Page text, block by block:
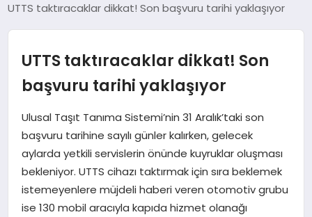
EKONOMI
MAGAZIN
SAĞLIK
SPOR
TEKNOLOJI
UTTS taktıracaklar dikkat! Son başvuru tarihi yaklaşıyor
UTTS taktıracaklar dikkat! Son
başvuru tarihi yaklaşıyor
Ulusal Taşıt Tanıma Sistemi’nin 31 Aralık’taki son
başvuru tarihine sayılı günler kalırken, gelecek
aylarda yetkili servislerin önünde kuyruklar oluşması
bekleniyor. UTTS cihazı taktırmak için sıra beklemek
istemeyenlere müjdeli haberi veren otomotiv grubu
ise 130 mobil aracıyla kapıda hizmet olanağı